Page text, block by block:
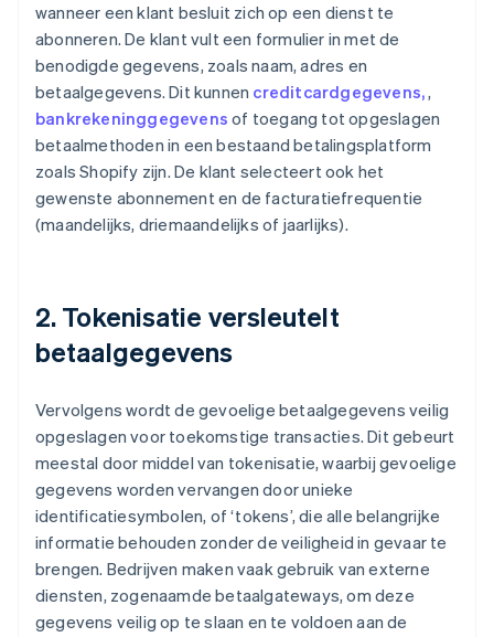
wanneer een klant besluit zich op een dienst te
abonneren. De klant vult een formulier in met de
benodigde gegevens, zoals naam, adres en
betaalgegevens. Dit kunnen creditcardgegevens,,
bankrekeninggegevens of toegang tot opgeslagen
betaalmethoden in een bestaand betalingsplatform
zoals Shopify zijn. De klant selecteert ook het
gewenste abonnement en de facturatiefrequentie
(maandelijks, driemaandelijks of jaarlijks).
2. Tokenisatie versleutelt
betaalgegevens
Vervolgens wordt de gevoelige betaalgegevens veilig
opgeslagen voor toekomstige transacties. Dit gebeurt
meestal door middel van tokenisatie, waarbij gevoelige
gegevens worden vervangen door unieke
identificatiesymbolen, of ‘tokens’, die alle belangrijke
informatie behouden zonder de veiligheid in gevaar te
brengen. Bedrijven maken vaak gebruik van externe
diensten, zogenaamde betaalgateways, om deze
gegevens veilig op te slaan en te voldoen aan de